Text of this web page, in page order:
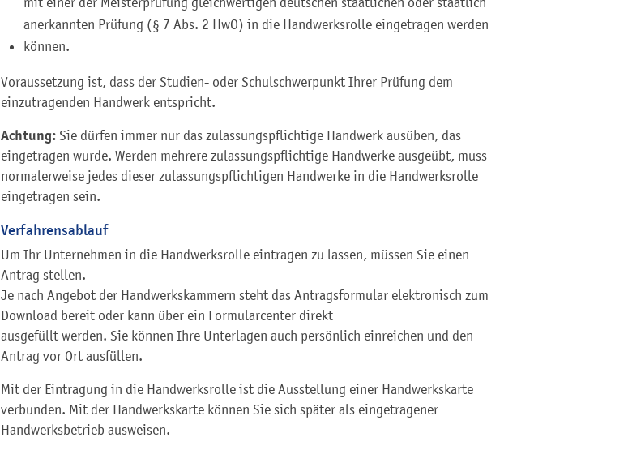
anerkannten Prüfung (§ 7 Abs. 2 HwO) in die Handwerksrolle eingetragen werden
können.
Voraussetzung ist, dass der Studien- oder Schulschwerpunkt Ihrer Prüfung dem
einzutragenden Handwerk entspricht.
Achtung: Sie dürfen immer nur das zulassungspflichtige Handwerk ausüben, das
eingetragen wurde. Werden mehrere zulassungspflichtige Handwerke ausgeübt, muss
normalerweise jedes dieser zulassungspflichtigen Handwerke in die Handwerksrolle
eingetragen sein.
Verfahrensablauf
Um Ihr Unternehmen in die Handwerksrolle eintragen zu lassen, müssen Sie einen
Antrag stellen.
Je nach Angebot der Handwerkskammern steht das Antragsformular elektronisch zum
Download bereit oder kann über ein Formularcenter direkt
ausgefüllt werden. Sie können Ihre Unterlagen auch persönlich einreichen und den
Antrag vor Ort ausfüllen.
Mit der Eintragung in die Handwerksrolle ist die Ausstellung einer Handwerkskarte
verbunden. Mit der Handwerkskarte können Sie sich später als eingetragener
Handwerksbetrieb ausweisen.